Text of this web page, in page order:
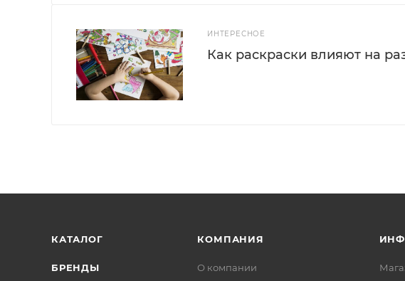
ИНТЕРЕСНОЕ
Как раскраски влияют на
КАТАЛОГ
БРЕНДЫ
КОМПАНИЯ
О компании